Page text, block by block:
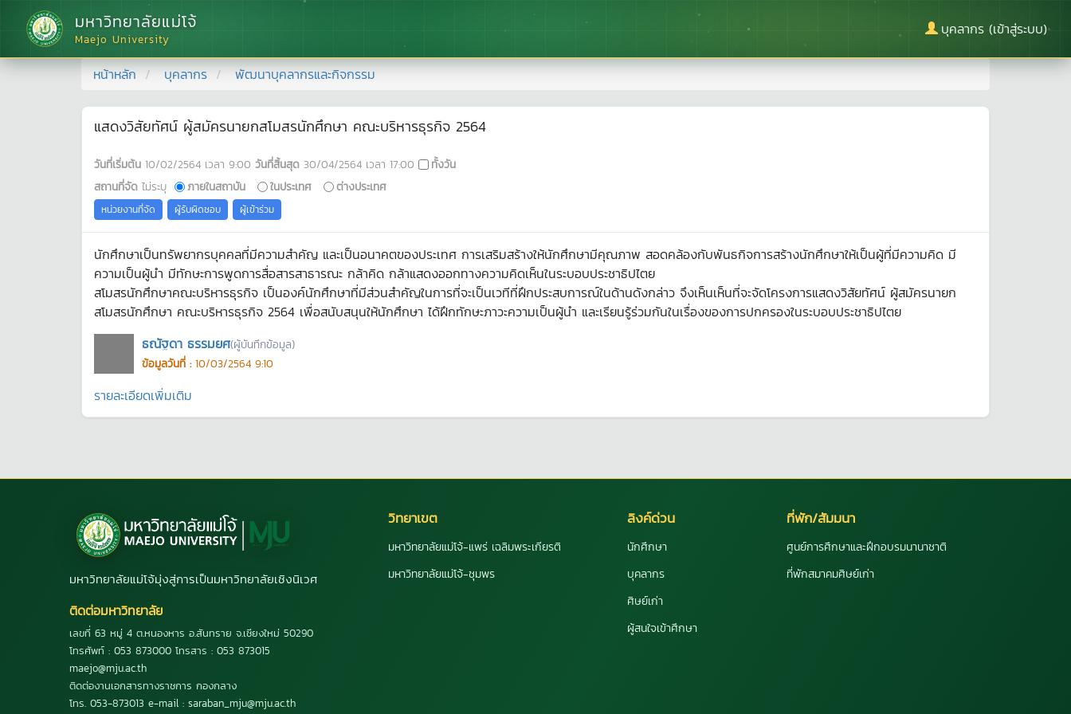
มหาวิทยาลัยแม่โจ้
Maejo University
บุคลากร (เข้าสู่ระบบ)
หน้าหลัก บุคลากร พัฒนาบุคลากรและกิจกรรม
แสดงวิสัยทัศน์ ผู้สมัครนายกสโมสรนักศึกษา คณะบริหารธุรกิจ 2564
วันที่เริ่มต้น 10/02/2564 เวลา 9:00 วันที่สิ้นสุด 30/04/2564 เวลา 17:00
ทั้งวัน
สถานที่จัด ไม่ระบุ ภายในสถาบัน ในประเทศ ต่างประเทศ
หน่วยงานที่จัด ผู้รับผิดชอบ ผู้เข้าร่วม
นักศึกษาเป็นทรัพยากรบุคคลที่มีความสำคัญ และเป็นอนาคตของประเทศ การเสริมสร้างให้นักศึกษามีคุณภาพ สอดคล้องกับพันธกิจการสร้างนักศึกษาให้เป็นผู้ที่มีความคิด มี
ความเป็นผู้นำ มีทักษะการพูดการสื่อสารสาธารณะ กล้าคิด กล้าแสดงออกทางความคิดเห็นในระบอบประชาธิปไตย
สโมสรนักศึกษาคณะบริหารธุรกิจ เป็นองค์นักศึกษาที่มีส่วนสำคัญในการที่จะเป็นเวทีที่ฝึกประสบการณ์ในด้านดังกล่าว จึงเห็นเห็นที่จะจัดโครงการแสดงวิสัยทัศน์ ผู้สมัครนายก
สโมสรนักศึกษา คณะบริหารธุรกิจ 2564 เพื่อสนับสนุนให้นักศึกษา ได้ฝึกทักษะภาวะความเป็นผู้นำ และเรียนรู้ร่วมกันในเรื่องของการปกครองในระบอบประชาธิปไตย
ธณัฐดา ธรรมยศ(ผู้บันทึกข้อมูล)
ข้อมูลวันที่ : 10/03/2564 9:10
รายละเอียดเพิ่มเติม
มหาวิทยาลัยแม่โจ้มุ่งสู่การเป็นมหาวิทยาลัยเชิงนิเวศ
ติดต่อมหาวิทยาลัย
เลขที่ 63 หมู่ 4 ต.หนองหาร อ.สันทราย จ.เชียงใหม่ 50290
โทรศัพท์ : 053 873000 โทรสาร : 053 873015
maejo@mju.ac.th
ติดต่องานเอกสารทางราชการ กองกลาง
โทร. 053-873013 e-mail : saraban_mju@mju.ac.th
วิทยาเขต
มหาวิทยาลัยแม่โจ้-แพร่ เฉลิมพระเกียรติ
มหาวิทยาลัยแม่โจ้-ชุมพร
ลิงค์ด่วน
นักศึกษา
บุคลากร
ศิษย์เก่า
ผู้สนใจเข้าศึกษา
ที่พัก/สัมมนา
ศูนย์การศึกษาและฝึกอบรมนานาชาติ
ที่พักสมาคมศิษย์เก่า